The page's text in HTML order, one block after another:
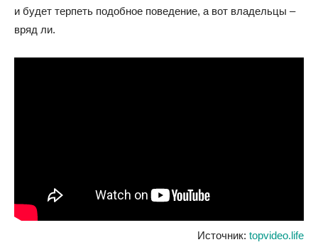
и будет терпеть подобное поведение, а вот владельцы –
вряд ли.
Источник: topvideo.life